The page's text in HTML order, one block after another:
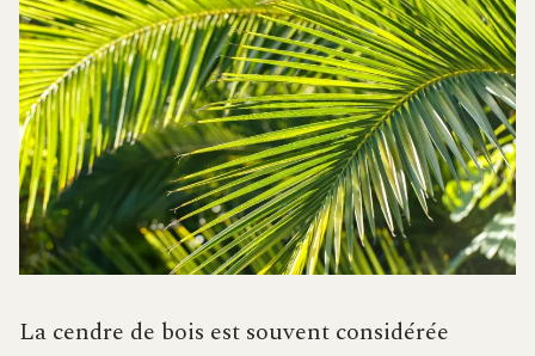
La cendre de bois est souvent considérée